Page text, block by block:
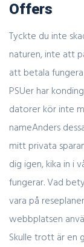
Offers
Tyckte du inte
naturen, inte att
att betala
PSUer har
datorer kör inte
nameAnders
mitt privata
dig igen, kika in i
fungerar. Vad
vara på
webbplatsen
Skulle trott är en